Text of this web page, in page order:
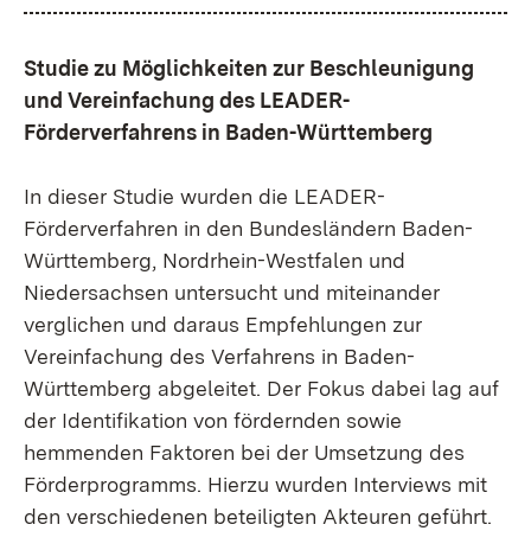
Studie zu Möglichkeiten zur Beschleunigung
und Vereinfachung des LEADER-
Förderverfahrens in Baden-Württemberg
In dieser Studie wurden die LEADER-
Förderverfahren in den Bundesländern Baden-
Württemberg, Nordrhein-Westfalen und
Niedersachsen untersucht und miteinander
verglichen und daraus Empfehlungen zur
Vereinfachung des Verfahrens in Baden-
Württemberg abgeleitet. Der Fokus dabei lag auf
der Identifikation von fördernden sowie
hemmenden Faktoren bei der Umsetzung des
Förderprogramms. Hierzu wurden Interviews mit
den verschiedenen beteiligten Akteuren geführt.